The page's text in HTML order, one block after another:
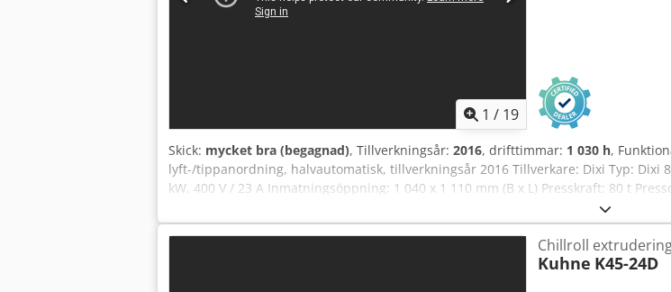
1 / 19
Skick: mycket bra (begagnad), Tillverkningsår: 2016, drifttimmar: 1 030 h,
lyft-/tippanordning, halvautomatisk, tillverkningsår 2016 Tillverkare: Dixi Typ: Dixi
kW, 400 V / 23 A Inmatningsöppning: 1 040 x 1 110 mm (B x L) Presskraft: 80 t
120 x 1 200 mm (B x H x L) Balkvikt: ca 500–600 kg Förbindning: 3-faldig, manuell
Maskinvikt: ca 8 000 kg Material: Papper, kartong, folie Anmärkning: Pressen är i
28816 Stuhr. Videon finns på vår webbplats eller vår YouTube-kanal. De
Alla tekniska data baseras på tillverkarens uppgifter. Vi tar inget ansvar för de
bindande, förbehållet för mellanförsäljning och kan återkallas när som helst.
Chillroll
Kuhne K45-24D